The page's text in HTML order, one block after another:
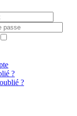
?
?